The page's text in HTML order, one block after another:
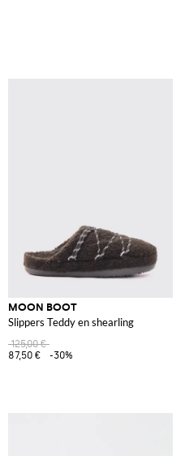
MOON BOOT
Slippers Teddy en shearling
125,00 €
87,50 €
-30%